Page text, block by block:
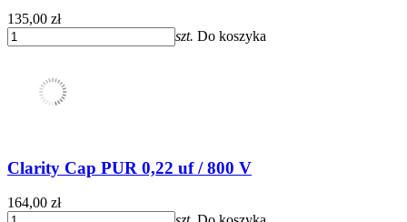
135,00 zł
szt. Do koszyka
Clarity Cap PUR 0,22 uf / 800 V
164,00 zł